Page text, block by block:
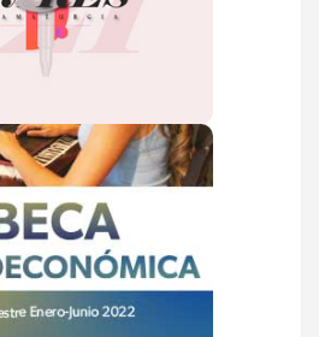
Mares. Dramaturgia.
VER MÁS
15 de noviembre
VER MÁS